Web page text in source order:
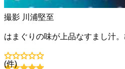
撮影 川浦堅至
はまぐりの味が上品なすまし汁
(件)